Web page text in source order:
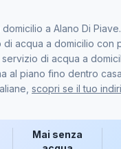
a Alano Di
di acqua a domicilio con
di acqua a
al piano fino dentro
scopri se il tuo
Mai senza